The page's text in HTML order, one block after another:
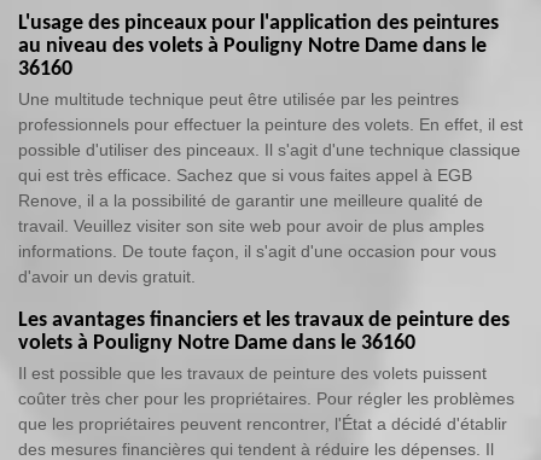
L'usage des pinceaux pour l'application des peintures
au niveau des volets à Pouligny Notre Dame dans le
36160
Une multitude technique peut être utilisée par les peintres
professionnels pour effectuer la peinture des volets. En effet, il est
possible d'utiliser des pinceaux. Il s'agit d'une technique classique
qui est très efficace. Sachez que si vous faites appel à EGB
Renove, il a la possibilité de garantir une meilleure qualité de
travail. Veuillez visiter son site web pour avoir de plus amples
informations. De toute façon, il s'agit d'une occasion pour vous
d'avoir un devis gratuit.
Les avantages financiers et les travaux de peinture des
volets à Pouligny Notre Dame dans le 36160
Il est possible que les travaux de peinture des volets puissent
coûter très cher pour les propriétaires. Pour régler les problèmes
que les propriétaires peuvent rencontrer, l'État a décidé d'établir
des mesures financières qui tendent à réduire les dépenses. Il